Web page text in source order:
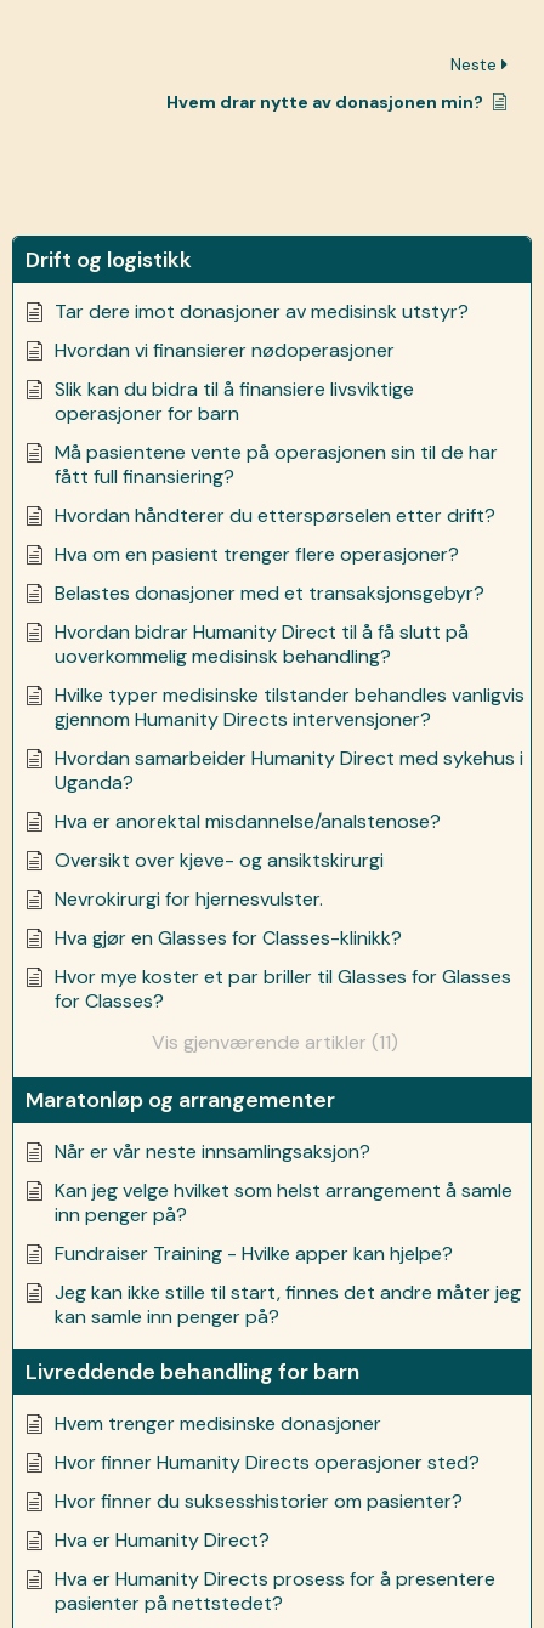
Drift og logistikk
Tar dere imot donasjoner av medisinsk utstyr?
Hvordan vi finansierer nødoperasjoner
Slik kan du bidra til å finansiere livsviktige
operasjoner for barn
Må pasientene vente på operasjonen sin til de har
fått full finansiering?
Hvordan håndterer du etterspørselen etter drift?
Hva om en pasient trenger flere operasjoner?
Belastes donasjoner med et transaksjonsgebyr?
Hvordan bidrar Humanity Direct til å få slutt på
uoverkommelig medisinsk behandling?
Hvilke typer medisinske tilstander behandles vanligvis
gjennom Humanity Directs intervensjoner?
Hvordan samarbeider Humanity Direct med sykehus i
Uganda?
Hva er anorektal misdannelse/analstenose?
Oversikt over kjeve- og ansiktskirurgi
Nevrokirurgi for hjernesvulster.
Hva gjør en Glasses for Classes-klinikk?
Hvor mye koster et par briller til Glasses for Glasses
for Classes?
Vis gjenværende artikler (11)
Maratonløp og arrangementer
Når er vår neste innsamlingsaksjon?
Kan jeg velge hvilket som helst arrangement å samle
inn penger på?
Fundraiser Training - Hvilke apper kan hjelpe?
Jeg kan ikke stille til start, finnes det andre måter jeg
kan samle inn penger på?
Livreddende behandling for barn
Hvem trenger medisinske donasjoner
Hvor finner Humanity Directs operasjoner sted?
Hvor finner du suksesshistorier om pasienter?
Hva er Humanity Direct?
Hva er Humanity Directs prosess for å presentere
pasienter på nettstedet?
Neste
Hvem drar nytte av donasjonen min?